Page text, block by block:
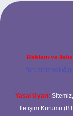
giriş
Reklam ve
Yasal Uyarı:
İletişim Kurumu